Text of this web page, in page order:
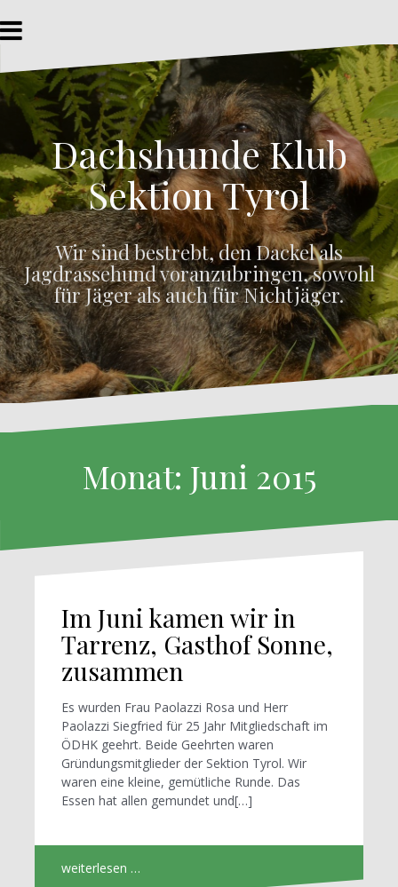
u
h
t
s
p
r
i
n
g
e
n
Dachshunde Klub
Sektion Tyrol
Wir sind bestrebt, den Dackel als
Jagdrassehund voranzubringen, sowohl
für Jäger als auch für Nichtjäger.
Monat: Juni 2015
Im Juni kamen wir in
Tarrenz, Gasthof Sonne,
zusammen
Es wurden Frau Paolazzi Rosa und Herr
Paolazzi Siegfried für 25 Jahr Mitgliedschaft im
ÖDHK geehrt. Beide Geehrten waren
Gründungsmitglieder der Sektion Tyrol. Wir
waren eine kleine, gemütliche Runde. Das
Essen hat allen gemundet und[…]
weiterlesen …